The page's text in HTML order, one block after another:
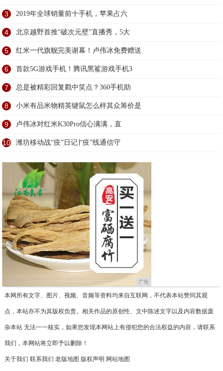
3 2019年全球销量前十手机，苹果占六
4 北京越野首推“破次元壁”直播秀，5大
5 红米一代旗舰完美谢幕！卢伟冰免费赠送
6 首款5G游戏手机！腾讯黑鲨游戏手机3
7 总是被精彩回复戳中笑点？360手机助
8 小米有品米物精英键鼠怎么样其众筹价是
9 卢伟冰对红米K30Pro信心满满，直
10 潍坊移动战“疫”日记∣“疫”线通信守
广告
本网所有文字、图片、视频、音频等资料均来自互联网，不代表本站赞同其观
点，本站亦不为其版权负责。相关作品的原创性、文中陈述文字以及内容数据庞
杂本站 无法一一核实，如果您发现本网站上有侵犯您的合法权益的内容，请联系
我们，本网站将立即予以删除！
关于我们 联系我们 老版地图 版权声明 网站地图